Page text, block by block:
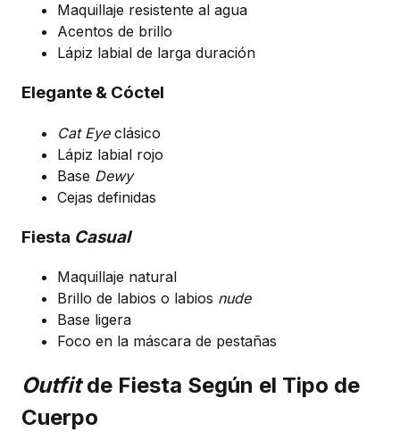
Maquillaje resistente al agua
Acentos de brillo
Lápiz labial de larga duración
Elegante & Cóctel
Cat Eyeclásico
Lápiz labial rojo
Base Dewy
Cejas definidas
Fiesta Casual
Maquillaje natural
Brillo de labios o labios nude
Base ligera
Foco en la máscara de pestañas
Outfitde Fiesta Según el Tipo de
Cuerpo